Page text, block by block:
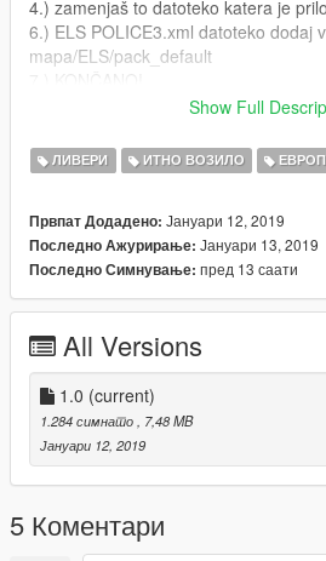
4.) zamenjaš to datoteko katera je
6.) ELS POLICE3.xml datoteko dodaj
mapa/ELS/pack_default
Preslikavo ustvaril Nikoplayz a.k.a.
Želiš več? naroči se na ta kanal in
https://www.youtube.com/user/nphxy09
Spremljaj dogajanje na Facebooku!
Show Full
ЛИВЕРИ ИТНО ВОЗИЛО
Првпат Додадено: Јануари 12, 2019
Последно Ажурирање: Јануари 13, 2019
Последно Симнување: пред 13 саати
All Versions
1.0 (current)
1.284 симнато
, 7,48 MB
Јануари 12, 2019
5 Коментари